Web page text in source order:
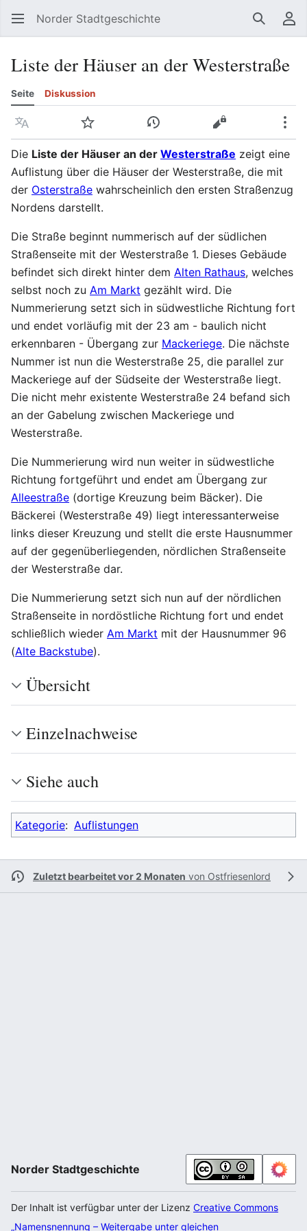
Norder Stadtgeschichte Suchen
Liste der Häuser an der Westerstraße
Seite Diskussion
Sprache Beobachten Versionsgeschichte
Quelltext
Die Liste der Häuser an der Westerstraße zeigt eine
Auflistung über die Häuser der Westerstraße, die mit
der Osterstraße wahrscheinlich den ersten Straßenzug
Nordens darstellt.
Die Straße beginnt nummerisch auf der südlichen
Straßenseite mit der Westerstraße 1. Dieses Gebäude
befindet sich direkt hinter dem Alten Rathaus, welches
selbst noch zu Am Markt gezählt wird. Die
Nummerierung setzt sich in südwestliche Richtung fort
und endet vorläufig mit der 23 am - baulich nicht
erkennbaren - Übergang zur Mackeriege. Die nächste
Nummer ist nun die Westerstraße 25, die parallel zur
Mackeriege auf der Südseite der Westerstraße liegt.
Die nicht mehr existente Westerstraße 24 befand sich
an der Gabelung zwischen Mackeriege und
Westerstraße.
Die Nummerierung wird nun weiter in südwestliche
Richtung fortgeführt und endet am Übergang zur
Alleestraße (dortige Kreuzung beim Bäcker). Die
Bäckerei (Westerstraße 49) liegt interessanterweise
links dieser Kreuzung und stellt die erste Hausnummer
auf der gegenüberliegenden, nördlichen Straßenseite
der Westerstraße dar.
Die Nummerierung setzt sich nun auf der nördlichen
Straßenseite in nordöstliche Richtung fort und endet
schließlich wieder Am Markt mit der Hausnummer 96
(Alte Backstube).
Übersicht
Einzelnachweise
Siehe auch
Kategorie: Auflistungen
Zuletzt bearbeitet vor 2 Monaten von Ostfriesenlord
Norder Stadtgeschichte
Der Inhalt ist verfügbar unter der Lizenz Creative Commons
„Namensnennung – Weitergabe unter gleichen